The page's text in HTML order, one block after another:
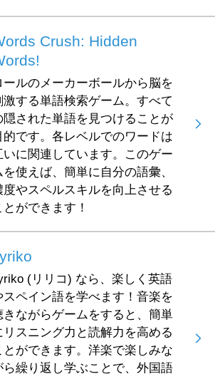
Crush: Hidden
ールのメーカーボールから脳を
激する単語検索ゲーム。すべて
隠された単語を見つけることが
的です。各レベルでのワードは
いに関連しています。このゲー
を使えば、簡単に自分の語彙、
度やスペルスキルを向上させる
とができます！
(リリコ) なら、楽しく英語
スペイン語を学べます！音楽を
きながらゲームをすると、簡単
リスニング力と読解力を高める
とができます。洋楽で楽しみな
ら繰り返し学ぶことで、外国語